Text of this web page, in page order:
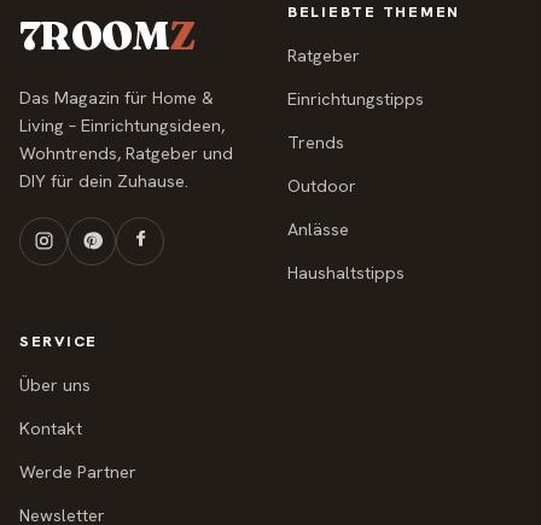
7ROOMZ
Das Magazin für Home &
Living – Einrichtungsideen,
Wohntrends, Ratgeber und
DIY für dein Zuhause.
BELIEBTE THEMEN
Ratgeber
Einrichtungstipps
Trends
Outdoor
Anlässe
Haushaltstipps
SERVICE
Über uns
Kontakt
Werde Partner
Newsletter